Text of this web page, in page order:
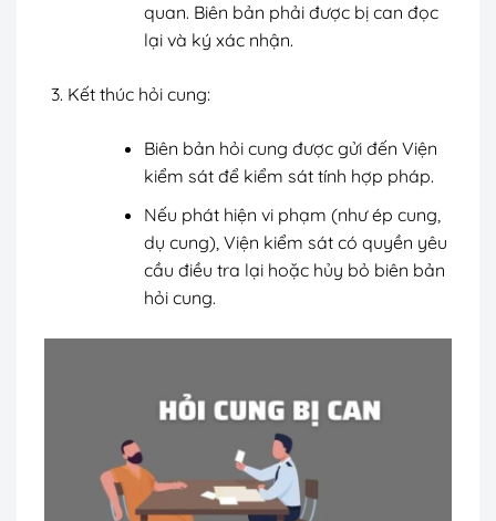
quan. Biên bản phải được bị can đọc
lại và ký xác nhận.
Kết thúc hỏi cung:
Biên bản hỏi cung được gửi đến Viện
kiểm sát để kiểm sát tính hợp pháp.
Nếu phát hiện vi phạm (như ép cung,
dụ cung), Viện kiểm sát có quyền yêu
cầu điều tra lại hoặc hủy bỏ biên bản
hỏi cung.